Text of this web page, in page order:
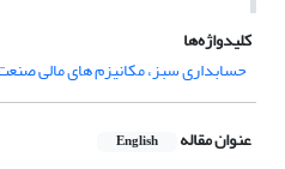
کلیدواژه‌ها
حسابداری سبز، مکانیزم های مالی
عنوان مقاله English